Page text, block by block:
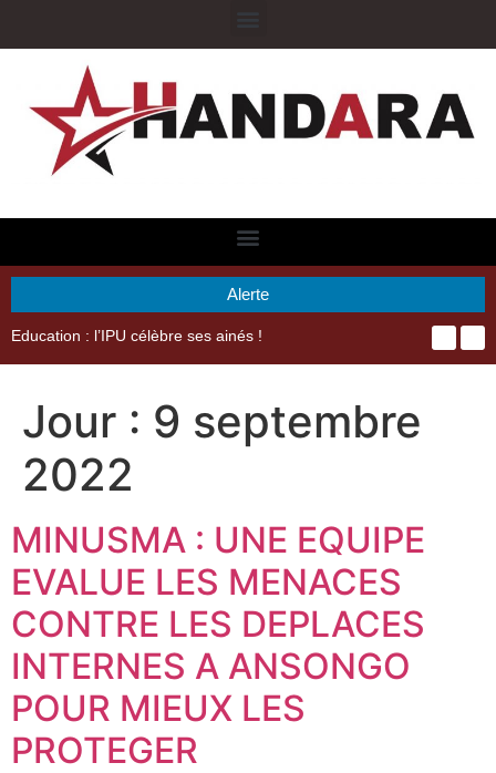
Alerte
Jour : 9 septembre
2022
MINUSMA : UNE EQUIPE
EVALUE LES MENACES
CONTRE LES DEPLACES
INTERNES A ANSONGO
POUR MIEUX LES
PROTEGER